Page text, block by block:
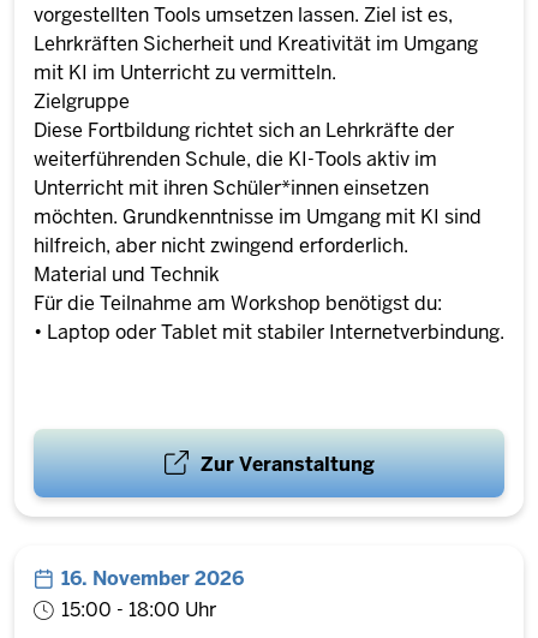
vorgestellten Tools umsetzen lassen. Ziel ist es,
Lehrkräften Sicherheit und Kreativität im Umgang
mit KI im Unterricht zu vermitteln.
Zielgruppe
Diese Fortbildung richtet sich an Lehrkräfte der
weiterführenden Schule, die KI-Tools aktiv im
Unterricht mit ihren Schüler*innen einsetzen
möchten. Grundkenntnisse im Umgang mit KI sind
hilfreich, aber nicht zwingend erforderlich.
Material und Technik
Für die Teilnahme am Workshop benötigst du:
• Laptop oder Tablet mit stabiler Internetverbindung.
Zur Veranstaltung
16. November 2026
15:00 - 18:00 Uhr